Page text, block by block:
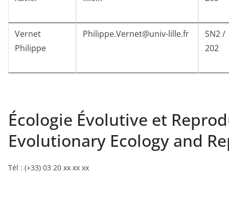
Vernet
Philippe
Philippe.Vernet@univ-lille.fr
SN2 /
202
Écologie Évolutive et
Evolutionary Ecology and
Tél : (+33) 03 20 xx xx xx